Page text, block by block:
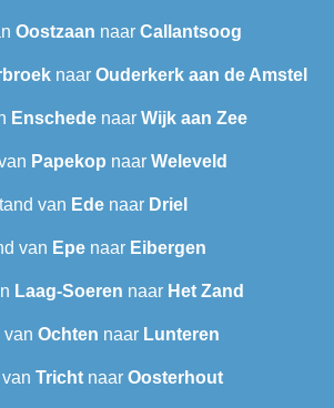
Oostzaan naar Callantsoog
naar Ouderkerk aan de Amstel
Enschedenaar Wijk aan Zee
Papekop naar Weleveld
van Edenaar Driel
van Epenaar Eibergen
Laag-Soeren naar Het Zand
van Ochten naar Lunteren
Trichtnaar Oosterhout